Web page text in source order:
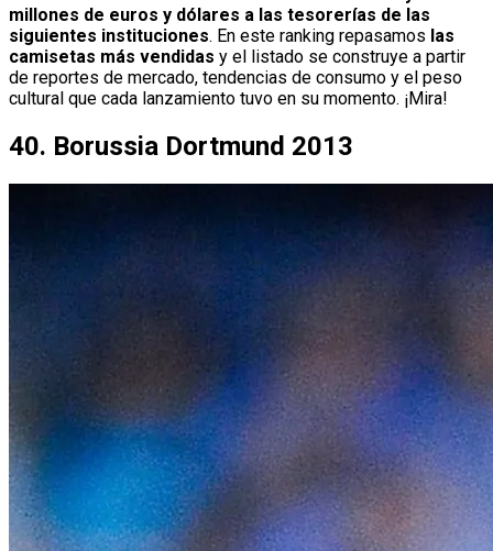
millones de euros y dólares a las tesorerías de las
siguientes instituciones. En este ranking repasamos las
camisetas más vendidas y el listado se construye a partir
de reportes de mercado, tendencias de consumo y el peso
cultural que cada lanzamiento tuvo en su momento. ¡Mira!
40. Borussia Dortmund 2013